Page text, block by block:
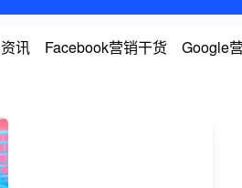
讯 Facebook营销干货 Google